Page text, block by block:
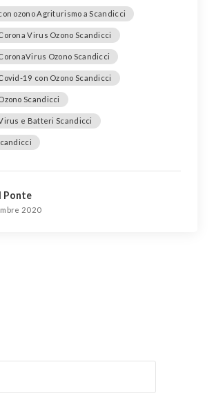
ozono Agriturismo a Scandicci
Virus Ozono Scandicci
Ozono Scandicci
19 con Ozono Scandicci
Scandicci
e Batteri Scandicci
Ponte
2020